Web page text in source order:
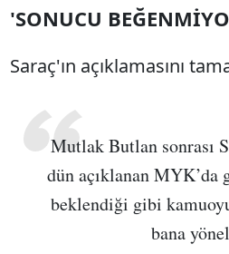
'SONUCU
Saraç'ın açıklamasını
Mutlak Butlan sonrası
dün açıklanan MYK’da
beklendiği gibi
bana